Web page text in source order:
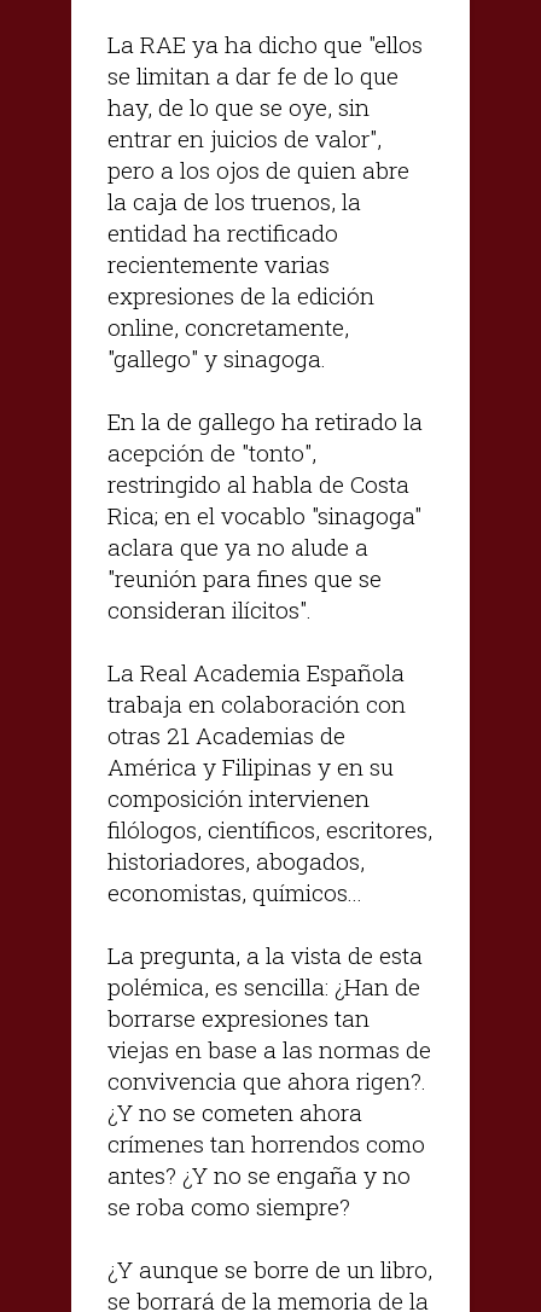
La RAE ya ha dicho que "ellos
se limitan a dar fe de lo que
hay, de lo que se oye, sin
entrar en juicios de valor",
pero a los ojos de quien abre
la caja de los truenos, la
entidad ha rectificado
recientemente varias
expresiones de la edición
online, concretamente,
"gallego" y sinagoga.
En la de gallego ha retirado la
acepción de "tonto",
restringido al habla de Costa
Rica; en el vocablo "sinagoga"
aclara que ya no alude a
"reunión para fines que se
consideran ilícitos".
La Real Academia Española
trabaja en colaboración con
otras 21 Academias de
América y Filipinas y en su
composición intervienen
filólogos, científicos, escritores,
historiadores, abogados,
economistas, químicos...
La pregunta, a la vista de esta
polémica, es sencilla: ¿Han de
borrarse expresiones tan
viejas en base a las normas de
convivencia que ahora rigen?.
¿Y no se cometen ahora
crímenes tan horrendos como
antes? ¿Y no se engaña y no
se roba como siempre?
¿Y aunque se borre de un libro,
se borrará de la memoria de la